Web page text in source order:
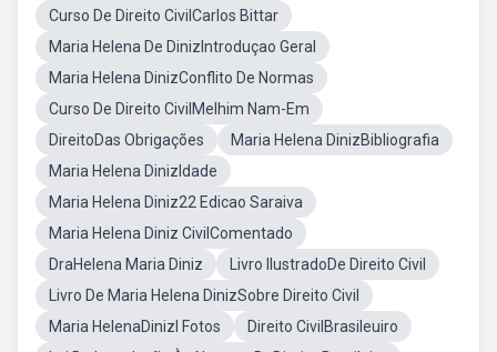
Curso De Direito CivilCarlos Bittar
Maria Helena De DinizIntroduçao Geral
Maria Helena DinizConflito De Normas
Curso De Direito CivilMelhim Nam-Em
DireitoDas Obrigações
Maria Helena DinizBibliografia
Maria Helena DinizIdade
Maria Helena Diniz22 Edicao Saraiva
Maria Helena Diniz CivilComentado
DraHelena Maria Diniz
Livro IlustradoDe Direito Civil
Livro De Maria Helena DinizSobre Direito Civil
Maria HelenaDinizl Fotos
Direito CivilBrasileuiro